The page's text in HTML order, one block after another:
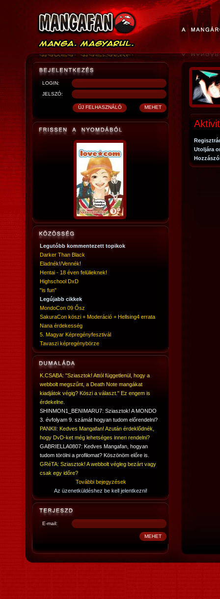
LOGIN:
JELSZÓ:
Legutóbb kommentezett topikok
Darker Than Black
Eladnék!/Vennék!
Hentai - 18 éven felülieknek!
Highschool DxD
"is fun"
Legújabb cikkek
MondoCon 09 Ősz
SakuraCon köszi + Moderáció + Hellsing4 errata
Nana érdekesség
5. Magyar Képregényfesztivál
Tavaszi képregénybörze
K.CSABA: "Sziasztok! Attól függetlenül, hogy a
webbolt megszűnt, a Death Note mangákat
kiadjátok végig? Köszi a választ." Ez engem is
érdekelne.
SHINMON1_BENIMARU7: Sziasztok! A MONDO
3. évfolyam 9. számát hogyan tudom előrendelni?
PANKII: Kedves Mangafan! Azután érdeklődnék,
hogy DvD-ket még lehetséges innen rendelni?
GABRIELLA0807: Kedves Mangafan, hogyan
tudom törölni a profilomat? Köszönöm előre is.
GRéTA: Sziasztok! A webbolt végleg bezárt vagy
csak egy időre?
További bejegyzések
Az üzenetküldéshez be kell jelentkezni!
E-mail:
Utoljára